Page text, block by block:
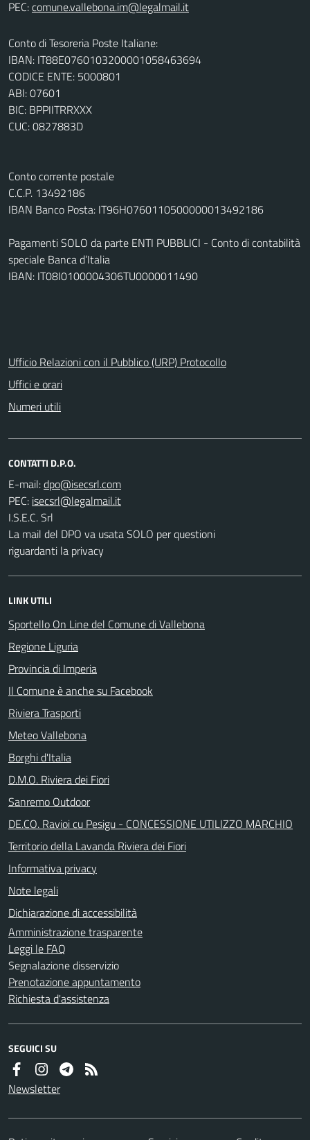
PEC:
Conto di Tesoreria Poste Italiane:
IBAN: IT88E0760103200001058463694
CODICE ENTE: 5000801
ABI: 07601
BIC: BPPIITRRXXX
CUC: 0827883D
Conto corrente postale
C.C.P. 13492186
IBAN Banco Posta: IT96H0760110500000013492186
Pagamenti SOLO da parte ENTI PUBBLICI - Conto di contabilità
speciale Banca d’Italia
IBAN: IT08I0100004306TU0000011490
Ufficio Relazioni con il Pubblico (URP) Protocollo
Uffici e orari
Numeri utili
CONTATTI D.P.O.
E-mail:
PEC:
I.S.E.C. Srl
La mail del DPO va usata SOLO per questioni
riguardanti la privacy
LINK UTILI
Sportello On Line del Comune di Vallebona
Regione Liguria
Provincia di Imperia
Il Comune è anche su Facebook
Riviera Trasporti
Meteo Vallebona
Borghi d'Italia
D.M.O. Riviera dei Fiori
Sanremo Outdoor
DE.CO. Ravioi cu Pesigu - CONCESSIONE UTILIZZO MARCHIO
Territorio della Lavanda Riviera dei Fiori
Informativa privacy
Note legali
Dichiarazione di accessibilità
Amministrazione trasparente
Leggi le FAQ
Segnalazione disservizio
Prenotazione appuntamento
Richiesta d'assistenza
SEGUICI SU
Newsletter